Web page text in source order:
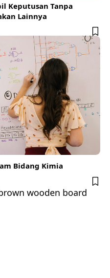
Keputusan Tanpa
Lainnya
Bidang Kimia